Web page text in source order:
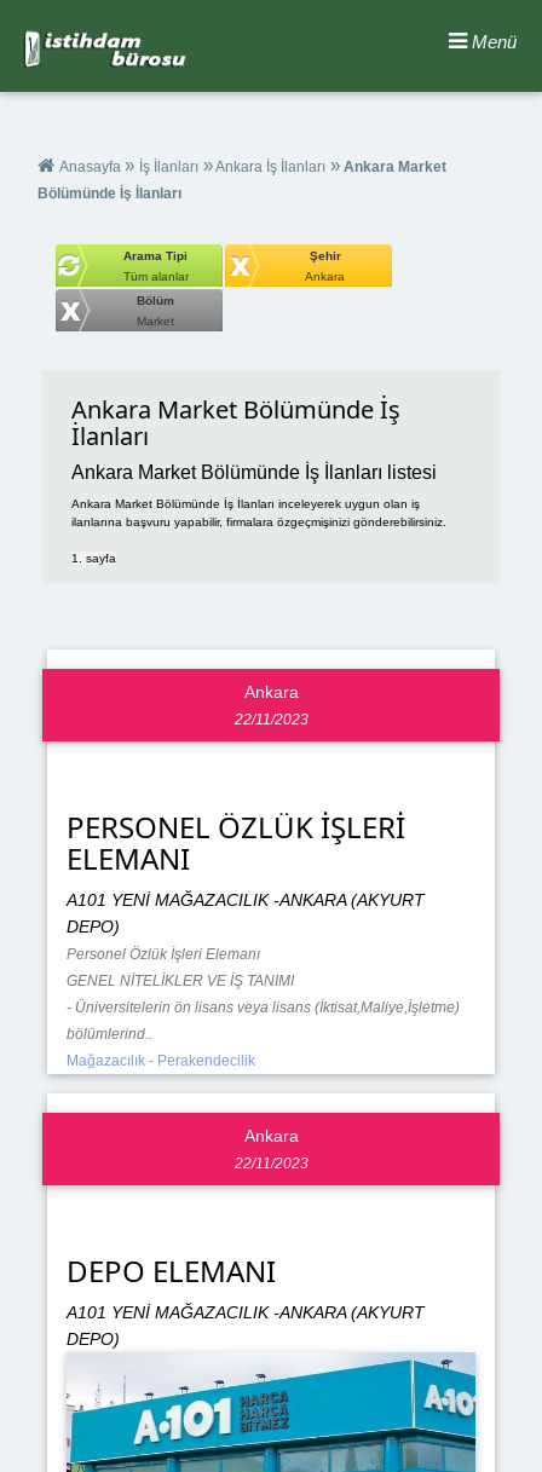
Menü
Anasayfa » İş İlanları »Ankara İş İlanları » Ankara Market
Bölümünde İş İlanları
Arama Tipi
Tüm alanlar
Şehir
Ankara
Bölüm
Market
Ankara Market Bölümünde İş
İlanları
Ankara Market Bölümünde İş İlanları listesi
Ankara Market Bölümünde İş İlanları inceleyerek uygun olan iş
ilanlarına başvuru yapabilir, firmalara özgeçmişinizi gönderebilirsiniz.
1. sayfa
Ankara
22/11/2023
PERSONEL ÖZLÜK İŞLERİ
ELEMANI
A101 YENİ MAĞAZACILIK -ANKARA (AKYURT
DEPO)
Personel Özlük İşleri Elemanı
GENEL NİTELİKLER VE İŞ TANIMI
- Üniversitelerin ön lisans veya lisans (İktisat,Maliye,İşletme)
bölümlerind..
Mağazacılık - Perakendecilik
Ankara
22/11/2023
DEPO ELEMANI
A101 YENİ MAĞAZACILIK -ANKARA (AKYURT
DEPO)